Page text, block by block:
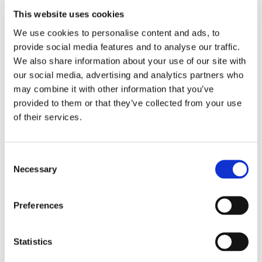
This website uses cookies
We use cookies to personalise content and ads, to
provide social media features and to analyse our traffic.
We also share information about your use of our site with
our social media, advertising and analytics partners who
may combine it with other information that you’ve
provided to them or that they’ve collected from your use
of their services.
Selection
Necessary
Preferences
Statistics